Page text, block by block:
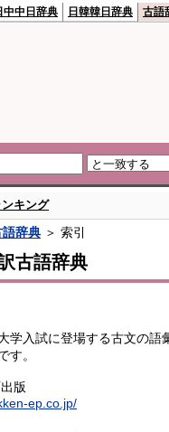
中中日辞典 日韓韓日辞典 古語
ンキング
辞典 ＞ 索引
古語辞典
学入試に登場する古文の語
す。
版
ep.co.jp/